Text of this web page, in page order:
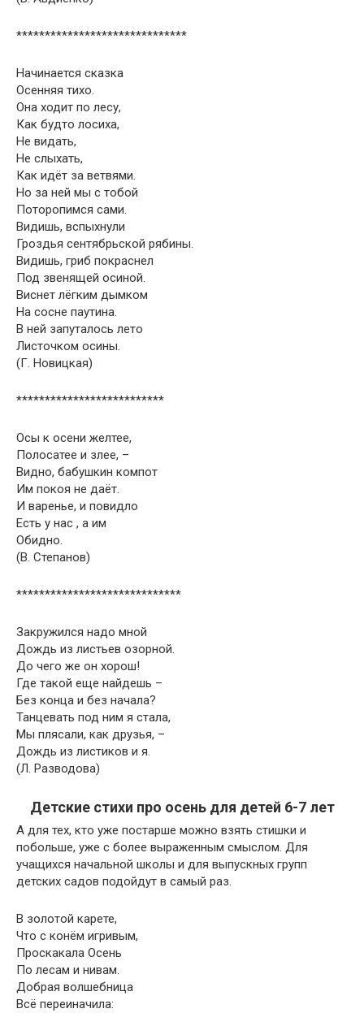
******************************
Начинается сказка
Осенняя тихо.
Она ходит по лесу,
Как будто лосиха,
Не видать,
Не слыхать,
Как идёт за ветвями.
Но за ней мы с тобой
Поторопимся сами.
Видишь, вспыхнули
Гроздья сентябрьской рябины.
Видишь, гриб покраснел
Под звенящей осиной.
Виснет лёгким дымком
На сосне паутина.
В ней запуталось лето
Листочком осины.
(Г. Новицкая)
**************************
Осы к осени желтее,
Полосатее и злее, –
Видно, бабушкин компот
Им покоя не даёт.
И варенье, и повидло
Есть у нас , а им
Обидно.
(В. Степанов)
*****************************
Закружился надо мной
Дождь из листьев озорной.
До чего же он хорош!
Где такой еще найдешь –
Без конца и без начала?
Танцевать под ним я стала,
Мы плясали, как друзья, –
Дождь из листиков и я.
(Л. Разводова)
Детские стихи про осень для детей 6-7 лет
А для тех, кто уже постарше можно взять стишки и
побольше, уже с более выраженным смыслом. Для
учащихся начальной школы и для выпускных групп
детских садов подойдут в самый раз.
В золотой карете,
Что с конём игривым,
Проскакала Осень
По лесам и нивам.
Добрая волшебница
Всё переиначила: